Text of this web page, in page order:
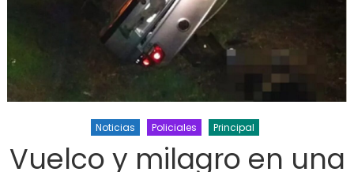
Noticias Policiales Principal
Vuelco y milagro en una